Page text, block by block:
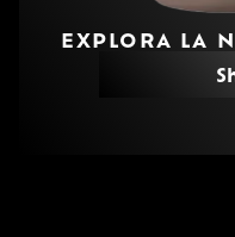
EXPLORA LA